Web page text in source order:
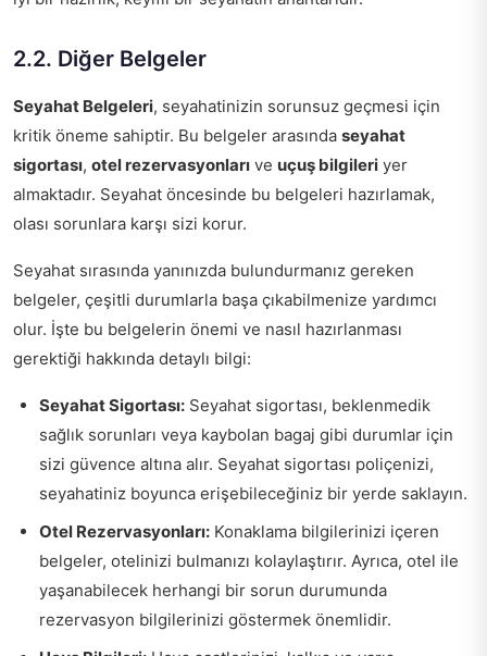
2.2. Diğer Belgeler
Seyahat Belgeleri, seyahatinizin sorunsuz geçmesi için
kritik öneme sahiptir. Bu belgeler arasında seyahat
sigortası, otel rezervasyonları ve uçuş bilgileri yer
almaktadır. Seyahat öncesinde bu belgeleri hazırlamak,
olası sorunlara karşı sizi korur.
Seyahat sırasında yanınızda bulundurmanız gereken
belgeler, çeşitli durumlarla başa çıkabilmenize yardımcı
olur. İşte bu belgelerin önemi ve nasıl hazırlanması
gerektiği hakkında detaylı bilgi:
Seyahat Sigortası: Seyahat sigortası, beklenmedik
sağlık sorunları veya kaybolan bagaj gibi durumlar için
sizi güvence altına alır. Seyahat sigortası poliçenizi,
seyahatiniz boyunca erişebileceğiniz bir yerde saklayın.
Otel Rezervasyonları: Konaklama bilgilerinizi içeren
belgeler, otelinizi bulmanızı kolaylaştırır. Ayrıca, otel ile
yaşanabilecek herhangi bir sorun durumunda
rezervasyon bilgilerinizi göstermek önemlidir.